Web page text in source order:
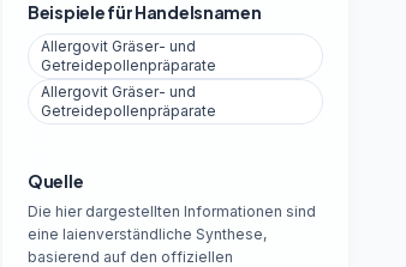
Beispiele für Handelsnamen
Allergovit Gräser- und
Getreidepollenpräparate
Allergovit Gräser- und
Getreidepollenpräparate
Quelle
Die hier dargestellten Informationen sind
eine laienverständliche Synthese,
basierend auf den offiziellen